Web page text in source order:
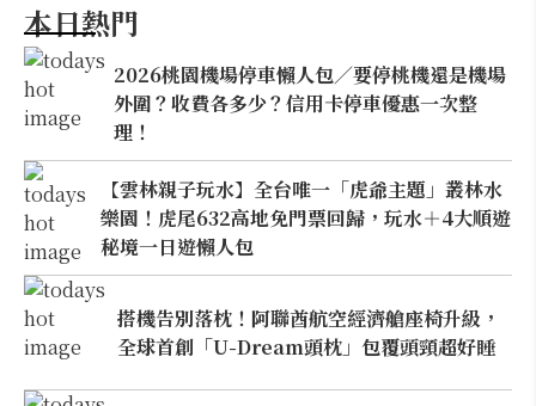
本日熱門
2026桃園機場停車懶人包／要停桃機還是機場
外圍？收費各多少？信用卡停車優惠一次整
理！
【雲林親子玩水】全台唯一「虎爺主題」叢林水
樂園！虎尾632高地免門票回歸，玩水＋4大順遊
秘境一日遊懶人包
搭機告別落枕！阿聯酋航空經濟艙座椅升級，
全球首創「U-Dream頭枕」包覆頭頸超好睡